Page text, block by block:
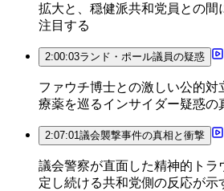
拡大と、穏健派共和党員との間
注目する
2:00:03ランド・ポール議員の疑惑
ファウチ博士との激しい公的対
療薬を巡るインサイダー疑惑の
2:07:01議会襲撃事件の真相と衝撃
議会警察が直面した精神的トラ
定し続ける共和党側の反応が示